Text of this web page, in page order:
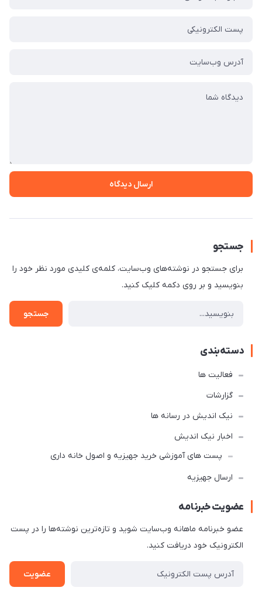
ارسال دیدگاه
جستجو
برای جستجو در نوشته‌های وب‌سایت، کلمه‌ی کلیدی مورد نظر خود را
بنویسید و بر روی دکمه کلیک کنید.
جستجو
دسته‌بندی
فعالیت ها
گزارشات
نیک اندیش در رسانه ها
اخبار نیک اندیش
پست های آموزشی خرید جهیزیه و اصول خانه داری
ارسال جهیزیه
عضویت خبرنامه
عضو خبرنامه ماهانه وب‌سایت شوید و تازه‌ترین نوشته‌ها را در پست
الکترونیک خود دریافت کنید.
عضویت